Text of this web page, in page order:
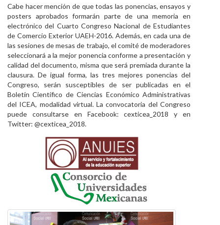
Cabe hacer mención de que todas las ponencias, ensayos y
posters aprobados formarán parte de una memoria en
electrónico del Cuarto Congreso Nacional de Estudiantes
de Comercio Exterior UAEH-2016. Además, en cada una de
las sesiones de mesas de trabajo, el comité de moderadores
seleccionará a la mejor ponencia conforme a presentación y
calidad del documento, misma que será premiada durante la
clausura. De igual forma, las tres mejores ponencias del
Congreso, serán susceptibles de ser publicadas en el
Boletín Científico de Ciencias Económico Administrativas
del ICEA, modalidad virtual. La convocatoria del Congreso
puede consultarse en Facebook: cexticea_2018 y en
Twitter: @cexticea_2018.